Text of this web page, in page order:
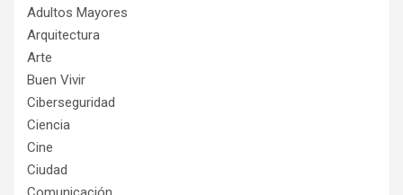
Adultos Mayores
Arquitectura
Arte
Buen Vivir
Ciberseguridad
Ciencia
Cine
Ciudad